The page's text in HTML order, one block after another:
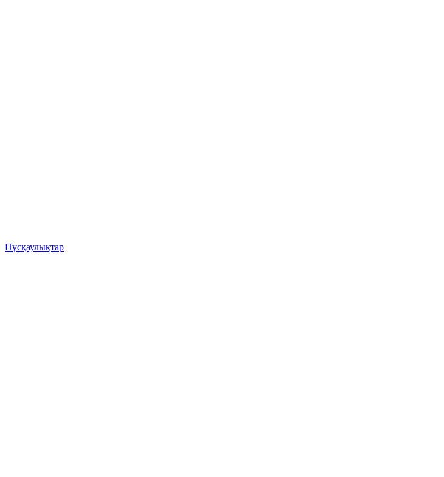
Нұсқаулықтар